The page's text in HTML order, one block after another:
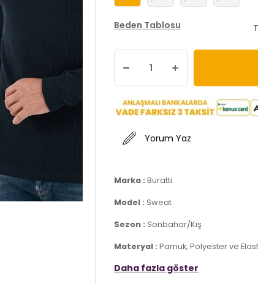
Beden Tablosu
Yorum Yaz
Marka : Buratti
Model : Sweat
Sezon : Sonbahar/Kış
Materyal : Pamuk, Polyester ve
Yaka Bilgisi :Bisiklet Yaka
Daha fazla göster